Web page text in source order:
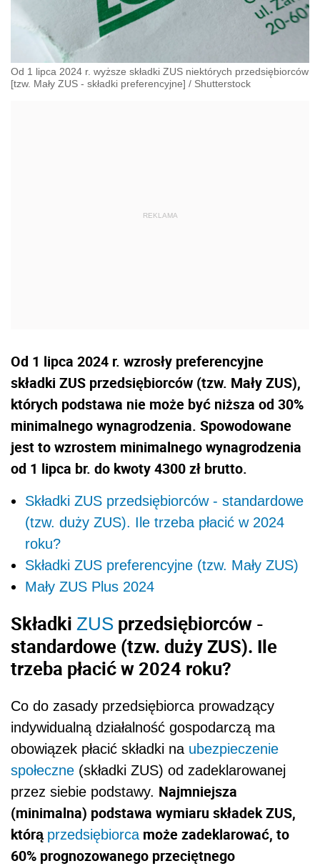
Od 1 lipca 2024 r. wyższe składki ZUS niektórych przedsiębiorców
[tzw. Mały ZUS - składki preferencyjne] / Shutterstock
Od 1 lipca 2024 r. wzrosły preferencyjne
składki ZUS przedsiębiorców (tzw. Mały ZUS),
których podstawa nie może być niższa od 30%
minimalnego wynagrodzenia. Spowodowane
jest to wzrostem minimalnego wynagrodzenia
od 1 lipca br. do kwoty 4300 zł brutto.
Składki ZUS przedsiębiorców - standardowe
(tzw. duży ZUS). Ile trzeba płacić w 2024
roku?
Składki ZUS preferencyjne (tzw. Mały ZUS)
Mały ZUS Plus 2024
Składki ZUS przedsiębiorców -
standardowe (tzw. duży ZUS). Ile
trzeba płacić w 2024 roku?
Co do zasady przedsiębiorca prowadzący
indywidualną działalność gospodarczą ma
obowiązek płacić składki na ubezpieczenie
społeczne (składki ZUS) od zadeklarowanej
przez siebie podstawy. Najmniejsza
(minimalna) podstawa wymiaru składek ZUS,
którą przedsiębiorcamoże zadeklarować, to
60% prognozowanego przeciętnego